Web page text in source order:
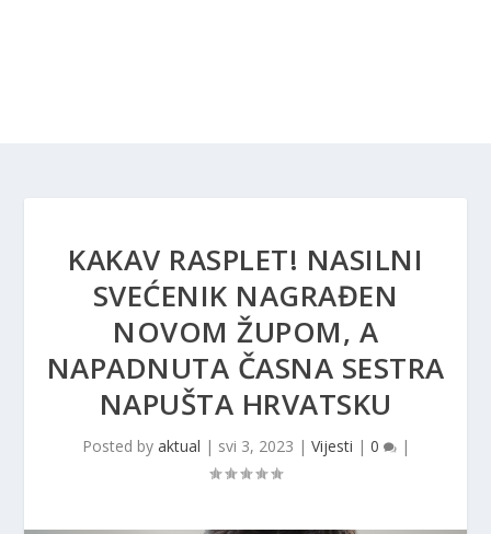
KAKAV RASPLET! NASILNI
SVEĆENIK NAGRAĐEN
NOVOM ŽUPOM, A
NAPADNUTA ČASNA SESTRA
NAPUŠTA HRVATSKU
Posted by aktual | svi 3, 2023 | Vijesti | 0 |